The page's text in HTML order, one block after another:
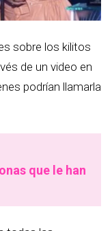
sobre los kilitos
de un video en
podrían llamarla
que le han